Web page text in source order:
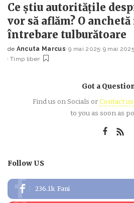
Ce știu autoritățile
vor să aflăm? O
întrebare tulburătoare
Posted
by
de Ancuta Marcus 9 mai 2025 9 mai
Timp liber
Got a
Find us on Socials orContact us
to you as soon as
Follow US
236.1k Fani